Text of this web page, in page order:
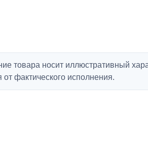
товара носит иллюстративный
от фактического исполнения.